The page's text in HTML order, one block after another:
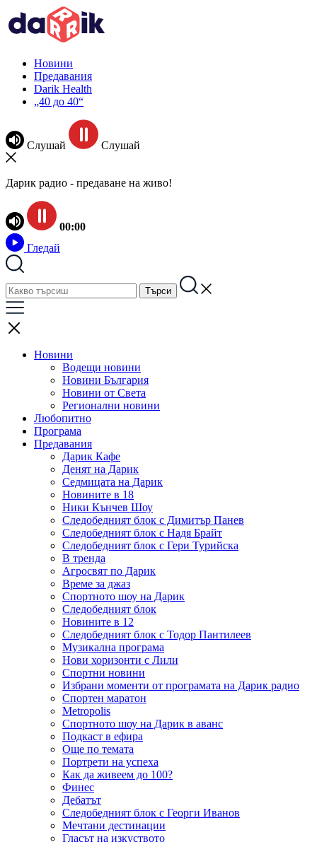
Новини
Предавания
Darik Health
„40 до 40“
Слушай Слушай
Дарик радио - предаване на живо!
00:00
Гледай
Новини
Водещи новини
Новини България
Новини от Света
Регионални новини
Любопитно
Програма
Предавания
Дарик Кафе
Денят на Дарик
Седмицата на Дарик
Новините в 18
Ники Кънчев Шоу
Следобедният блок с Димитър Панев
Следобедният блок с Надя Брайт
Следобедният блок с Гери Турийска
В тренда
Агросвят по Дарик
Време за джаз
Спортното шоу на Дарик
Следобедният блок
Новините в 12
Следобедният блок с Тодор Пантилеев
Музикална програма
Нови хоризонти с Лили
Спортни новини
Избрани моменти от програмата на Дарик радио
Спортен маратон
Metropolis
Спортното шоу на Дарик в аванс
Подкаст в ефира
Още по темата
Портрети на успеха
Как да живеем до 100?
Финес
Дебатът
Следобедният блок с Георги Иванов
Мечтани дестинации
Гласът на изкуството